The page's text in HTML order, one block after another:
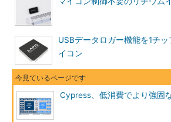
USBデータロガー機能を1チ
イコン
Cypress、低消費でより強固